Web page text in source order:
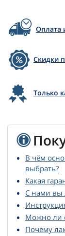
Оплата
Скидки
Только
В чём
выбрать?
Какая
С нами вы
Можно ли
Почему